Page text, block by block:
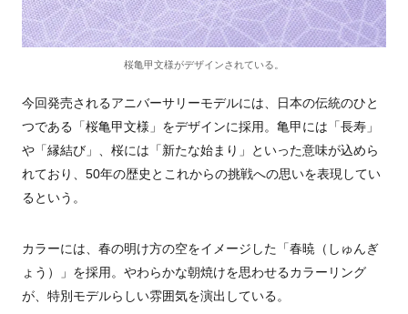
桜亀甲文様がデザインされている。
今回発売されるアニバーサリーモデルには、日本の伝統のひと
つである「桜亀甲文様」をデザインに採用。亀甲には「長寿」
や「縁結び」、桜には「新たな始まり」といった意味が込めら
れており、50年の歴史とこれからの挑戦への思いを表現してい
るという。
カラーには、春の明け方の空をイメージした「春暁（しゅんぎ
ょう）」を採用。やわらかな朝焼けを思わせるカラーリング
が、特別モデルらしい雰囲気を演出している。